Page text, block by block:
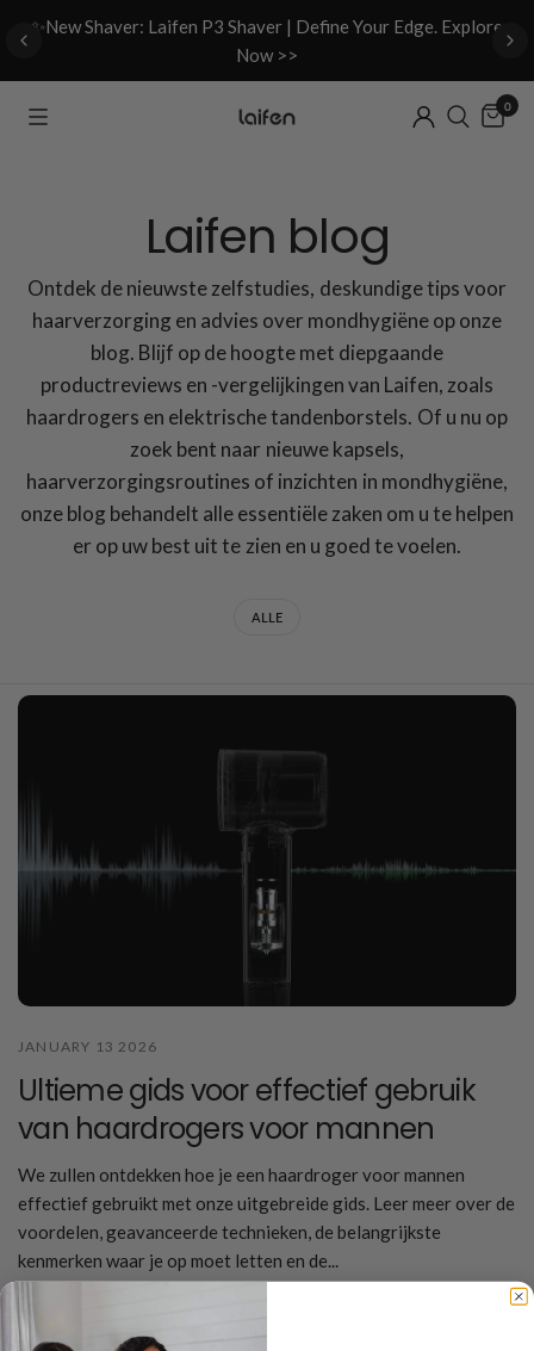
✨New Shaver: Laifen P3 Shaver | Define Your Edge. Explore
Now >>
0
Laifen blog
Ontdek de nieuwste zelfstudies, deskundige tips voor
haarverzorging en advies over mondhygiëne op onze
blog. Blijf op de hoogte met diepgaande
productreviews en -vergelijkingen van Laifen, zoals
haardrogers en elektrische tandenborstels. Of u nu op
zoek bent naar nieuwe kapsels,
haarverzorgingsroutines of inzichten in mondhygiëne,
onze blog behandelt alle essentiële zaken om u te helpen
er op uw best uit te zien en u goed te voelen.
ALLE
JANUARY 13 2026
Ultieme gids voor effectief gebruik
van haardrogers voor mannen
We zullen ontdekken hoe je een haardroger voor mannen
effectief gebruikt met onze uitgebreide gids. Leer meer over de
voordelen, geavanceerde technieken, de belangrijkste
kenmerken waar je op moet letten en de...
Meer lezen